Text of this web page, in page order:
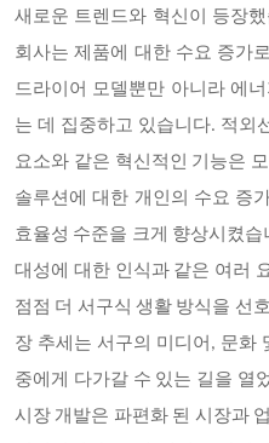
새로운 트렌드와 혁신이 등장
회사는 제품에 대한 수요 증가
드라이어 모델뿐만 아니라 에
는 데 집중하고 있습니다. 적외
요소와 같은 혁신적인 기능은
솔루션에 대한 개인의 수요 증
효율성 수준을 크게 향상시켰
대성에 대한 인식과 같은 여러
점점 더 서구식 생활 방식을 선
장 추세는 서구의 미디어, 문화
중에게 다가갈 수 있는 길을 열
시장 개발은 파편화 된 시장과